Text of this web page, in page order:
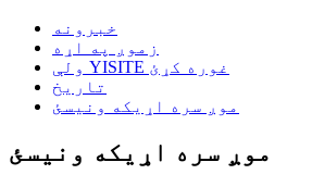
خبرونه
زموږ په اړه
ولې YISITE غوره کړئ
تاریخ
موږ سره اړیکه ونیسئ
موږ سره اړیکه ونیسئ